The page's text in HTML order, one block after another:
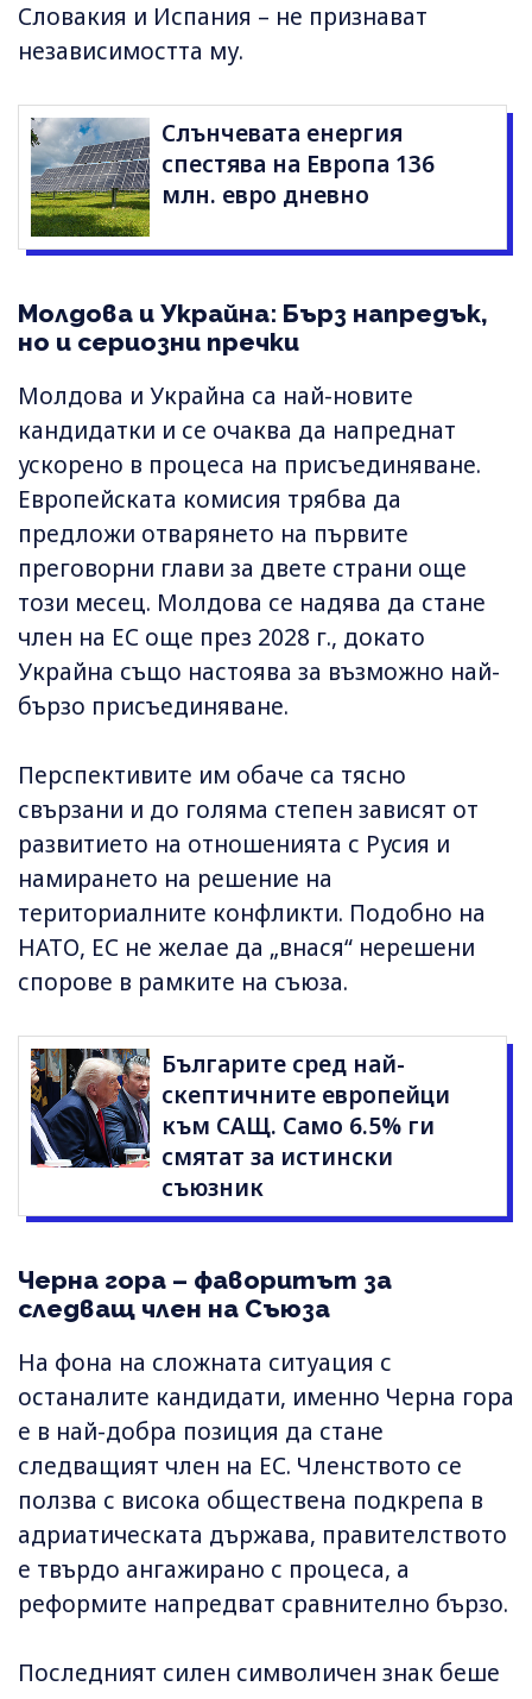
Словакия и Испания – не признават
независимостта му.
Слънчевата енергия
спестява на Европа 136
млн. евро дневно
Молдова и Украйна: Бърз напредък,
но и сериозни пречки
Молдова и Украйна са най-новите
кандидатки и се очаква да напреднат
ускорено в процеса на присъединяване.
Европейската комисия трябва да
предложи отварянето на първите
преговорни глави за двете страни още
този месец. Молдова се надява да стане
член на ЕС още през 2028 г., докато
Украйна също настоява за възможно най-
бързо присъединяване.
Перспективите им обаче са тясно
свързани и до голяма степен зависят от
развитието на отношенията с Русия и
намирането на решение на
териториалните конфликти. Подобно на
НАТО, ЕС не желае да „внася“ нерешени
спорове в рамките на съюза.
Българите сред най-
скептичните европейци
към САЩ. Само 6.5% ги
смятат за истински
съюзник
Черна гора – фаворитът за
следващ член на Съюза
На фона на сложната ситуация с
останалите кандидати, именно Черна гора
е в най-добра позиция да стане
следващият член на ЕС. Членството се
ползва с висока обществена подкрепа в
адриатическата държава, правителството
е твърдо ангажирано с процеса, а
реформите напредват сравнително бързо.
Последният силен символичен знак беше